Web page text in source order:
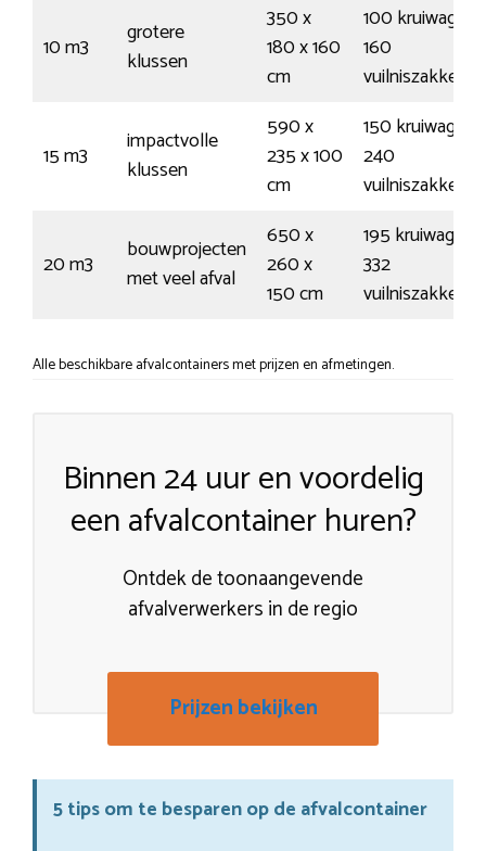
10 m3
grotere
klussen
350 x
180 x 160
cm
100
160
vuilniszakken
15 m3
impactvolle
klussen
590 x
235 x 100
cm
150
240
vuilniszakken
20 m3
bouwprojecten
met veel afval
650 x
260 x
150 cm
195
332
vuilniszakken
Alle beschikbare afvalcontainers met prijzen en afmetingen.
Binnen 24 uur en voordelig
een afvalcontainer huren?
Ontdek de toonaangevende
afvalverwerkers in de regio
Prijzen bekijken
5 tips om te besparen op de afvalcontainer